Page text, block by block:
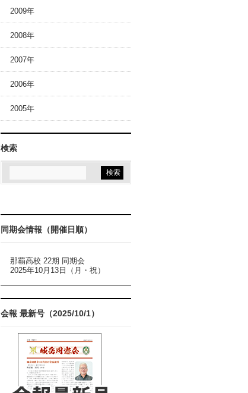
2009年
2008年
2007年
2006年
2005年
検索
同期会情報（開催日順）
那覇高校 22期 同期会
2025年10月13日（月・祝）
会報 最新号（2025/10/1）